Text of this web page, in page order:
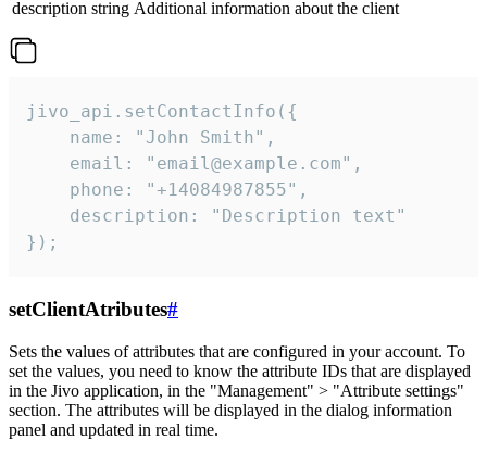
description string Additional information about the client
jivo_api.setContactInfo({
    name: "John Smith",
    email: "email@example.com",
    phone: "+14084987855",
    description: "Description text"
});
setClientAtributes#
Sets the values ​​of attributes that are configured in your account. To
set the values, you need to know the attribute IDs that are displayed
in the Jivo application, in the "Management" > "Attribute settings"
section. The attributes will be displayed in the dialog information
panel and updated in real time.